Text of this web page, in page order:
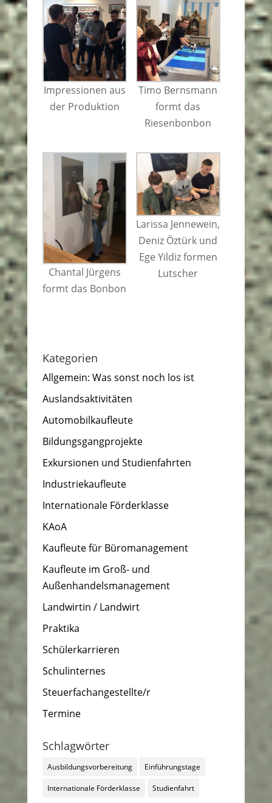
Impressionen aus
der Produktion
Timo Bernsmann
formt das
Riesenbonbon
Chantal Jürgens
formt das Bonbon
Larissa Jennewein,
Deniz Öztürk und
Ege Yildiz formen
Lutscher
Kategorien
Allgemein: Was sonst noch los ist
Auslandsaktivitäten
Automobilkaufleute
Bildungsgangprojekte
Exkursionen und Studienfahrten
Industriekaufleute
Internationale Förderklasse
KAoA
Kaufleute für Büromanagement
Kaufleute im Groß- und
Außenhandelsmanagement
Landwirtin / Landwirt
Praktika
Schülerkarrieren
Schulinternes
Steuerfachangestellte/r
Termine
Schlagwörter
Ausbildungsvorbereitung Einführungstage
Internationale Förderklasse Studienfahrt